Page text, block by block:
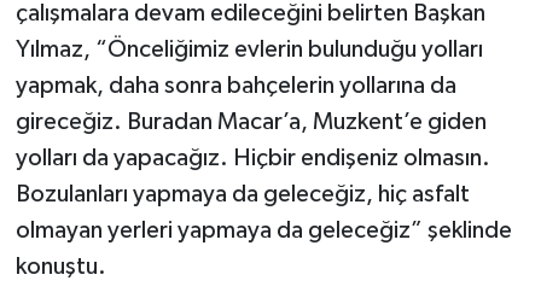
çalışmalara devam edileceğini belirten Başkan
Yılmaz, “Önceliğimiz evlerin bulunduğu yolları
yapmak, daha sonra bahçelerin yollarına da
gireceğiz. Buradan Macar’a, Muzkent’e giden
yolları da yapacağız. Hiçbir endişeniz olmasın.
Bozulanları yapmaya da geleceğiz, hiç asfalt
olmayan yerleri yapmaya da geleceğiz” şeklinde
konuştu.